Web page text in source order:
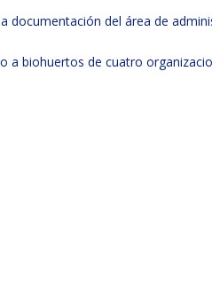
documentación del área de
a biohuertos de cuatro